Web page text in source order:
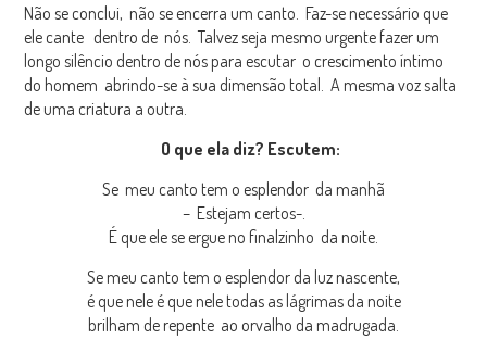
Não se conclui, não se encerra um canto. Faz-se necessário que
ele cante dentro de nós. Talvez seja mesmo urgente fazer um
longo silêncio dentro de nós para escutar o crescimento íntimo
do homem abrindo-se à sua dimensão total. A mesma voz salta
de uma criatura a outra.
O que ela diz? Escutem:
Se meu canto tem o esplendor da manhã
– Estejam certos-.
É que ele se ergue no finalzinho da noite.
Se meu canto tem o esplendor da luz nascente,
é que nele é que nele todas as lágrimas da noite
brilham de repente ao orvalho da madrugada.